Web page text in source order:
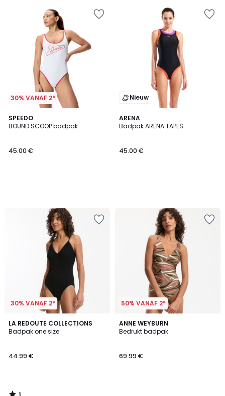
30% VANAF 2*
SPEEDO
BOUND SCOOP badpak
45.00 €
Nieuw
ARENA
Badpak ARENA TAPES
45.00 €
30% VANAF 2*
LA REDOUTE COLLECTIONS
Badpak one size
44.99 €
1
/
50% VANAF 2*
ANNE WEYBURN
Bedrukt badpak
69.99 €